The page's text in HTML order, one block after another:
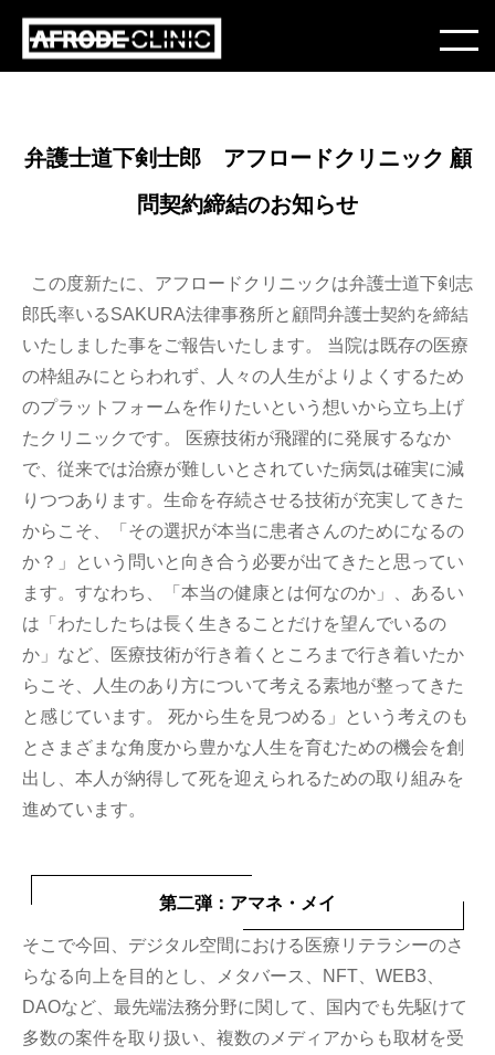
弁護士道下剣士郎 アフロードクリニック 顧
問契約締結のお知らせ
この度新たに、アフロードクリニックは弁護士道下剣志
郎氏率いるSAKURA法律事務所と顧問弁護士契約を締結
いたしました事をご報告いたします。 当院は既存の医療
の枠組みにとらわれず、人々の人生がよりよくするため
のプラットフォームを作りたいという想いから立ち上げ
たクリニックです。 医療技術が飛躍的に発展するなか
で、従来では治療が難しいとされていた病気は確実に減
りつつあります。生命を存続させる技術が充実してきた
からこそ、「その選択が本当に患者さんのためになるの
か？」という問いと向き合う必要が出てきたと思ってい
ます。すなわち、「本当の健康とは何なのか」、あるい
は「わたしたちは長く生きることだけを望んでいるの
か」など、医療技術が行き着くところまで行き着いたか
らこそ、人生のあり方について考える素地が整ってきた
と感じています。 死から生を見つめる」という考えのも
とさまざまな角度から豊かな人生を育むための機会を創
出し、本人が納得して死を迎えられるための取り組みを
進めています。
第二弾：アマネ・メイ
そこで今回、デジタル空間における医療リテラシーのさ
らなる向上を目的とし、メタバース、NFT、WEB3、
DAOなど、最先端法務分野に関して、国内でも先駆けて
多数の案件を取り扱い、複数のメディアからも取材を受